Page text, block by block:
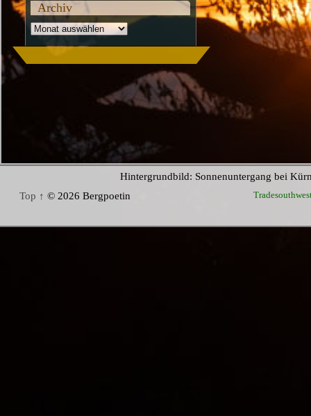
Archiv
Archiv
Hintergrundbild: Sonnenuntergang bei
Top ↑ © 2026 Bergpoetin